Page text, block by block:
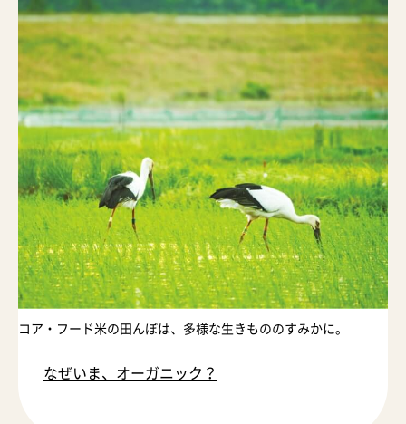
コア・フード米の田んぼは、多様な生きもののすみかに。
なぜいま、オーガニック？